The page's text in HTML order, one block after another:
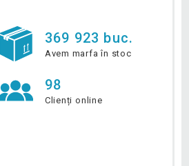
369 923 buc.
Avem marfa în stoc
98
Clienți online